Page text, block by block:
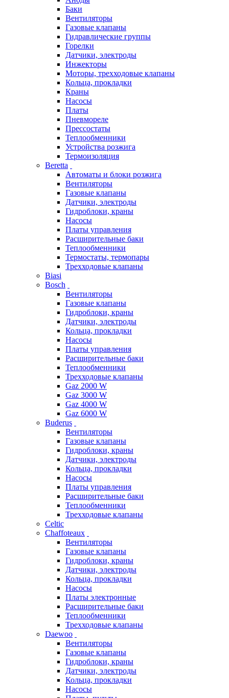
Баки
Вентиляторы
Газовые клапаны
Гидравлические группы
Горелки
Датчики, электроды
Инжекторы
Моторы, трехходовые клапаны
Кольца, прокладки
Краны
Насосы
Платы
Пневмореле
Прессостаты
Теплообменники
Устройства розжига
Термоизоляция
Beretta
Автоматы и блоки розжига
Вентиляторы
Газовые клапаны
Датчики, электроды
Гидроблоки, краны
Насосы
Платы управления
Расширительные баки
Теплообменники
Термостаты, термопары
Трехходовые клапаны
Biasi
Bosch
Вентиляторы
Газовые клапаны
Гидроблоки, краны
Датчики, электроды
Кольца, прокладки
Насосы
Платы управления
Расширительные баки
Теплообменники
Трехходовые клапаны
Gaz 2000 W
Gaz 3000 W
Gaz 4000 W
Gaz 6000 W
Buderus
Вентиляторы
Газовые клапаны
Гидроблоки, краны
Датчики, электроды
Кольца, прокладки
Насосы
Платы управления
Расширительные баки
Теплообменники
Трехходовые клапаны
Celtic
Chaffoteaux
Вентиляторы
Газовые клапаны
Гидроблоки, краны
Датчики, электроды
Кольца, прокладки
Насосы
Платы электронные
Расширительные баки
Теплообменники
Трехходовые клапаны
Daewoo
Вентиляторы
Газовые клапаны
Гидроблоки, краны
Датчики, электроды
Кольца, прокладки
Насосы